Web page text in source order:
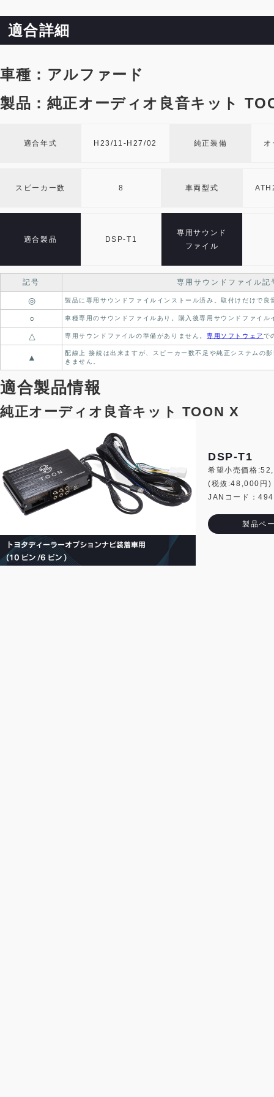
適合詳細
車種：アルファード
製品：純正オーディオ良音キット
適合年式 H23/11-H27/02 純正装備 オ
スピーカー数 8 車両型式
適合製品 DSP-T1
専用サウンド
ファイル
記号 専用サウンドファイル記
◎ 製品に専用サウンドファイルインストール済み。取付けだけで良
○ 車種専用のサウンドファイルあり。 購入後専用サウンドファイル
△ 専用サウンドファイルの準備がありません。 専用ソフトウェア で
▲
配線上 接続は出来ますが、スピーカー数不足や純正システムの
きません。
適合製品情報
純正オーディオ良音キット TOON X
DSP-T1
希望小売価格
(税抜:48,000円)
JANコード：
製品ペ